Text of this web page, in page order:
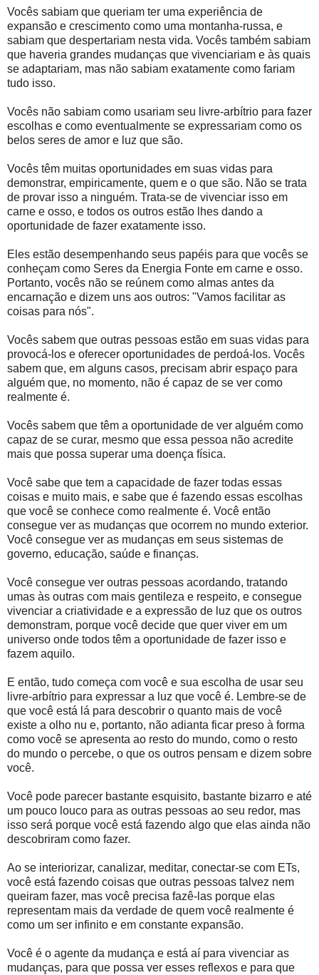
Vocês sabiam que queriam ter uma experiência de
expansão e crescimento como uma montanha-russa, e
sabiam que despertariam nesta vida. Vocês também sabiam
que haveria grandes mudanças que vivenciariam e às quais
se adaptariam, mas não sabiam exatamente como fariam
tudo isso.
Vocês não sabiam como usariam seu livre-arbítrio para fazer
escolhas e como eventualmente se expressariam como os
belos seres de amor e luz que são.
Vocês têm muitas oportunidades em suas vidas para
demonstrar, empiricamente, quem e o que são. Não se trata
de provar isso a ninguém. Trata-se de vivenciar isso em
carne e osso, e todos os outros estão lhes dando a
oportunidade de fazer exatamente isso.
Eles estão desempenhando seus papéis para que vocês se
conheçam como Seres da Energia Fonte em carne e osso.
Portanto, vocês não se reúnem como almas antes da
encarnação e dizem uns aos outros: "Vamos facilitar as
coisas para nós".
Vocês sabem que outras pessoas estão em suas vidas para
provocá-los e oferecer oportunidades de perdoá-los. Vocês
sabem que, em alguns casos, precisam abrir espaço para
alguém que, no momento, não é capaz de se ver como
realmente é.
Vocês sabem que têm a oportunidade de ver alguém como
capaz de se curar, mesmo que essa pessoa não acredite
mais que possa superar uma doença física.
Você sabe que tem a capacidade de fazer todas essas
coisas e muito mais, e sabe que é fazendo essas escolhas
que você se conhece como realmente é. Você então
consegue ver as mudanças que ocorrem no mundo exterior.
Você consegue ver as mudanças em seus sistemas de
governo, educação, saúde e finanças.
Você consegue ver outras pessoas acordando, tratando
umas às outras com mais gentileza e respeito, e consegue
vivenciar a criatividade e a expressão de luz que os outros
demonstram, porque você decide que quer viver em um
universo onde todos têm a oportunidade de fazer isso e
fazem aquilo.
E então, tudo começa com você e sua escolha de usar seu
livre-arbítrio para expressar a luz que você é. Lembre-se de
que você está lá para descobrir o quanto mais de você
existe a olho nu e, portanto, não adianta ficar preso à forma
como você se apresenta ao resto do mundo, como o resto
do mundo o percebe, o que os outros pensam e dizem sobre
você.
Você pode parecer bastante esquisito, bastante bizarro e até
um pouco louco para as outras pessoas ao seu redor, mas
isso será porque você está fazendo algo que elas ainda não
descobriram como fazer.
Ao se interiorizar, canalizar, meditar, conectar-se com ETs,
você está fazendo coisas que outras pessoas talvez nem
queiram fazer, mas você precisa fazê-las porque elas
representam mais da verdade de quem você realmente é
como um ser infinito e em constante expansão.
Você é o agente da mudança e está aí para vivenciar as
mudanças, para que possa ver esses reflexos e para que